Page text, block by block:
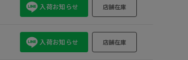
入荷お知らせ 店舗在庫
入荷お知らせ 店舗在庫